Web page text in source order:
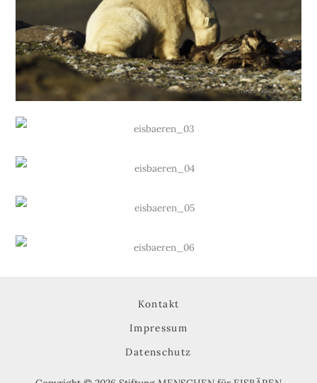
Kontakt
Impressum
Datenschutz